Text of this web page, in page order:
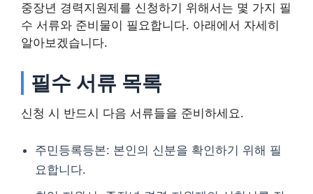
중장년 경력지원제를 신청하기 위해서는 몇 가지 필
수 서류와 준비물이 필요합니다. 아래에서 자세히
알아보겠습니다.
필수 서류 목록
신청 시 반드시 다음 서류들을 준비하세요.
주민등록등본: 본인의 신분을 확인하기 위해 필
요합니다.